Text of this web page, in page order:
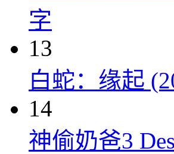
字
13
白蛇：缘起
14
神偷奶爸3